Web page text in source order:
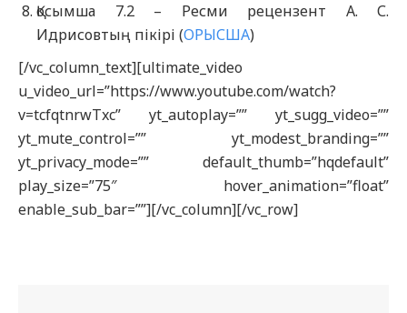
Қосымша 7.2 – Ресми рецензент А. С.
Идрисовтың пікірі (ОРЫСША)
[/vc_column_text][ultimate_video
u_video_url=”https://www.youtube.com/watch?
v=tcfqtnrwTxc” yt_autoplay=”” yt_sugg_video=””
yt_mute_control=”” yt_modest_branding=””
yt_privacy_mode=”” default_thumb=”hqdefault”
play_size=”75″ hover_animation=”float”
enable_sub_bar=””][/vc_column][/vc_row]